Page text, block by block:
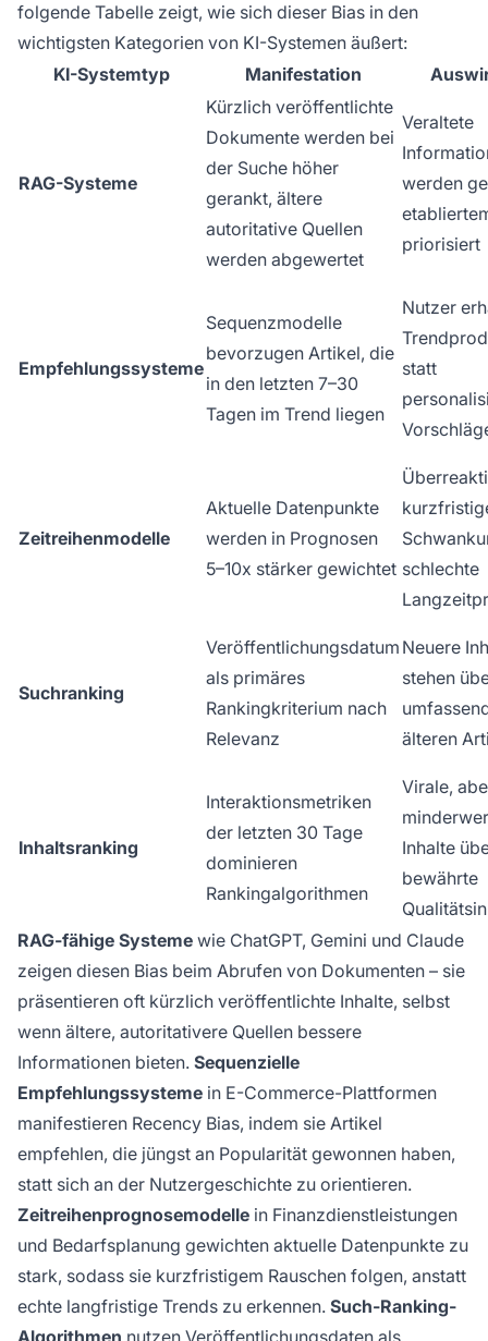
folgende Tabelle zeigt, wie sich dieser Bias in den
wichtigsten Kategorien von KI-Systemen äußert:
KI-Systemtyp
Manifestation
RAG-Systeme
Kürzlich veröffentlichte
Dokumente werden bei
der Suche höher
gerankt, ältere
autoritative Quellen
werden abgewertet
Veraltete
werden
priorisiert
Empfehlungssysteme
Sequenzmodelle
bevorzugen Artikel, die
in den letzten 7–30
Tagen im Trend liegen
Nutzer
statt
Zeitreihenmodelle
Aktuelle Datenpunkte
werden in Prognosen
5–10x stärker gewichtet schlechte
Suchranking
Veröffentlichungsdatum
als primäres
Rankingkriterium nach
Relevanz
Neuere
stehen
älteren
Inhaltsranking
Interaktionsmetriken
der letzten 30 Tage
dominieren
Rankingalgorithmen
Virale,
Inhalte
bewährte
RAG-fähige Systeme wie ChatGPT, Gemini und Claude
zeigen diesen Bias beim Abrufen von Dokumenten – sie
präsentieren oft kürzlich veröffentlichte Inhalte, selbst
wenn ältere, autoritativere Quellen bessere
Informationen bieten. Sequenzielle
Empfehlungssysteme in E-Commerce-Plattformen
manifestieren Recency Bias, indem sie Artikel
empfehlen, die jüngst an Popularität gewonnen haben,
statt sich an der Nutzergeschichte zu orientieren.
Zeitreihenprognosemodelle in Finanzdienstleistungen
und Bedarfsplanung gewichten aktuelle Datenpunkte zu
stark, sodass sie kurzfristigem Rauschen folgen, anstatt
echte langfristige Trends zu erkennen. Such-Ranking-